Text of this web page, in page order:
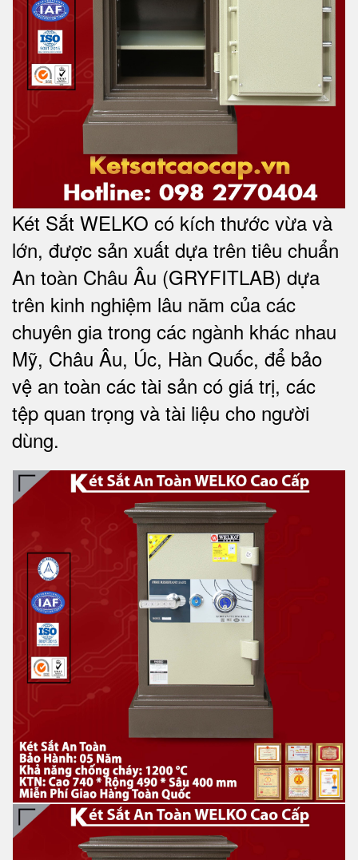
Két Sắt WELKO có kích thước vừa và
lớn, được sản xuất dựa trên tiêu chuẩn
An toàn Châu Âu (GRYFITLAB) dựa
trên kinh nghiệm lâu năm của các
chuyên gia trong các ngành khác nhau
Mỹ, Châu Âu, Úc, Hàn Quốc, để bảo
vệ an toàn các tài sản có giá trị, các
tệp quan trọng và tài liệu cho người
dùng.